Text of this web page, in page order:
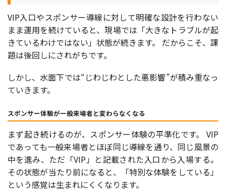
VIP入口やスポンサー導線に対して明確な設計を行わない
まま運用を続けていると、現場では「大きなトラブルが起
きているわけではない」状態が続きます。 だからこそ、課
題は後回しにされがちです。
しかし、水面下では“じわじわとした悪影響”が積み重なっ
ていきます。
スポンサー体験が一般来場者と変わらなくなる
まず起き続けるのが、スポンサー体験の平準化です。 VIP
であっても一般来場者とほぼ同じ導線を通り、同じ風景の
中を進み、ただ「VIP」と記載された入口から入場する。
その状態が当たり前になると、「特別な体験をしている」
という感覚は生まれにくくなります。